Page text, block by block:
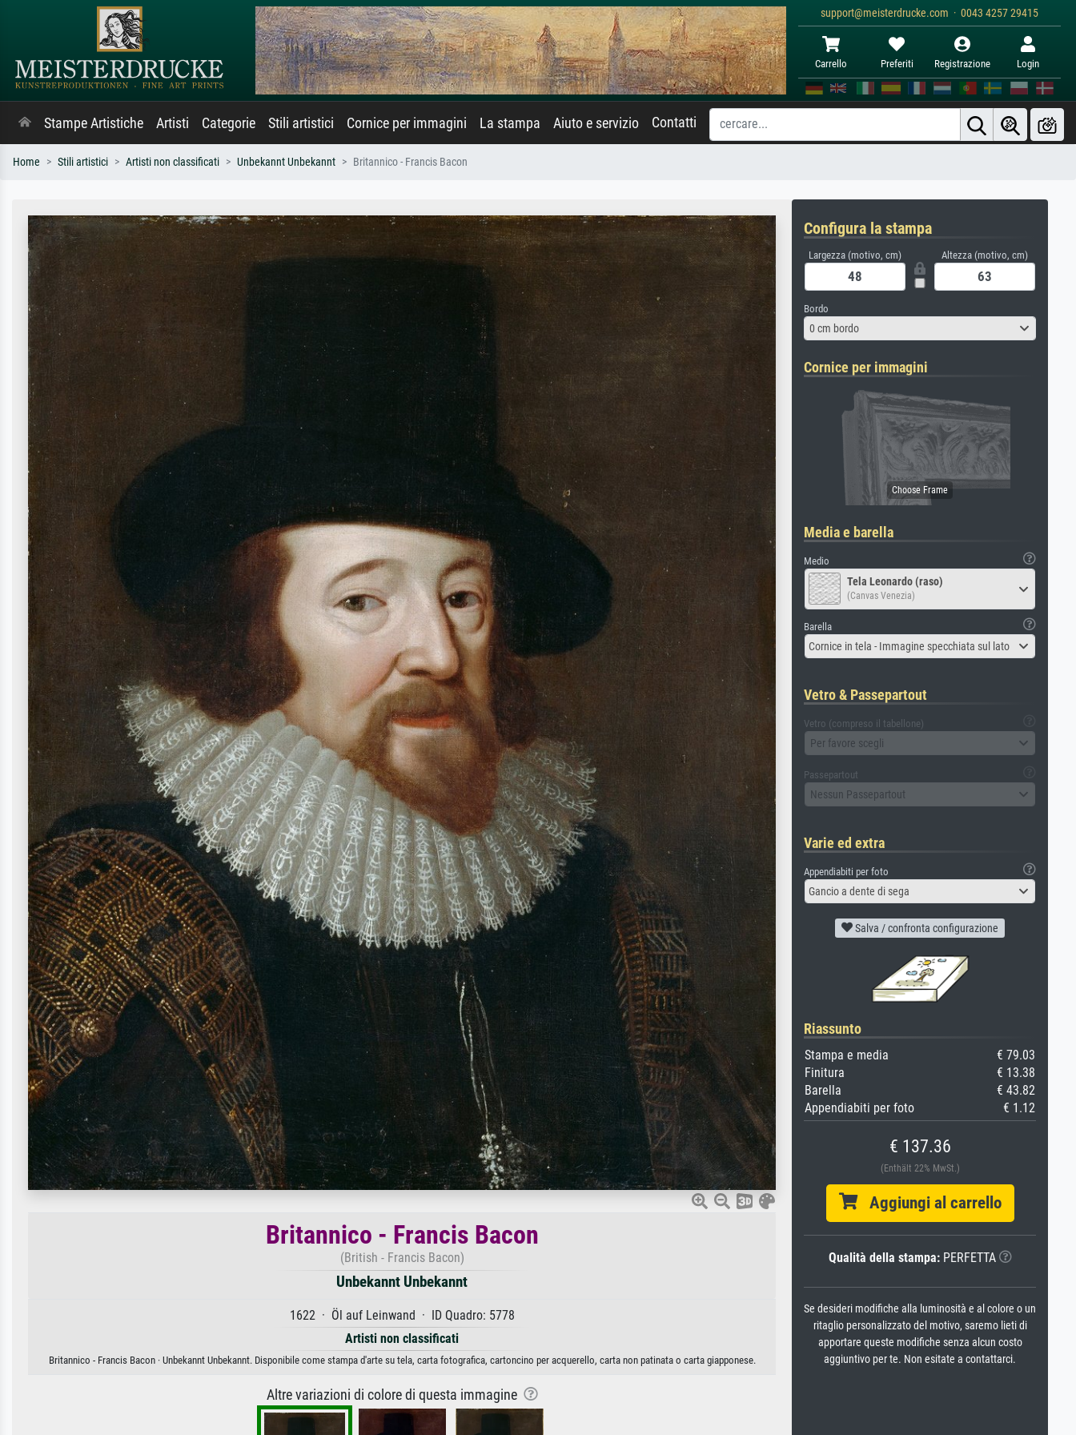
support@meisterdrucke.com · 0043 4257 29415
Carrello Preferiti Registrazione Login
Stampe Artistiche Artisti Categorie Stili artistici Cornice per immagini La stampa Aiuto e servizio Contatti
Home Stili artistici Artisti non classificati Unbekannt Unbekannt Britannico - Francis Bacon
Britannico - Francis Bacon
(British - Francis Bacon)
Unbekannt Unbekannt
1622 · Öl auf Leinwand · ID Quadro: 5778
Artisti non classificati
Britannico - Francis Bacon · Unbekannt Unbekannt. Disponibile come stampa d'arte su tela, carta fotografica, cartoncino per acquerello, carta non patinata o carta giapponese.
Altre variazioni di colore di questa immagine
Configura la stampa
Largezza (motivo, cm) Altezza (motivo, cm)
Bordo
0 cm bordo
Cornice per immagini
Media e barella
Medio
Tela Leonardo (raso)
(Canvas Venezia)
Barella
Cornice in tela - Immagine specchiata sul lato
Vetro & Passepartout
Vetro (compreso il tabellone)
Per favore scegli
Passepartout
Nessun Passepartout
Varie ed extra
Appendiabiti per foto
Gancio a dente di sega
Salva / confronta configurazione
Riassunto
Stampa e media
€ 79.03
Finitura
€ 13.38
Barella
€ 43.82
Appendiabiti per foto
€ 1.12
€ 137.36
(Enthält 22% MwSt.)
Aggiungi al carrello
Qualità della stampa:PERFETTA
Se desideri modifiche alla luminosità e al colore o un
ritaglio personalizzato del motivo, saremo lieti di
apportare queste modifiche senza alcun costo
aggiuntivo per te. Non esitate a contattarci.